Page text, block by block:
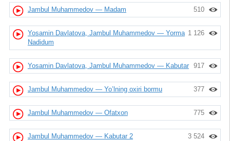
510
Jambul Muhammedov — Madam
1 126
Yosamin Davlatova, Jambul Muhammedov — Yorma
Nadidum
917
Yosamin Davlatova, Jambul Muhammedov — Kabutar
377
Jambul Muhammedov — Yo’lning oxiri bormu
775
Jambul Muhammedov — Ofatxon
3 524
Jambul Muhammedov — Kabutar 2